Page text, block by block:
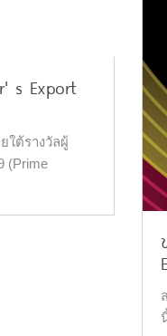
s Export
ใต้รางวัลผู้
(Prime